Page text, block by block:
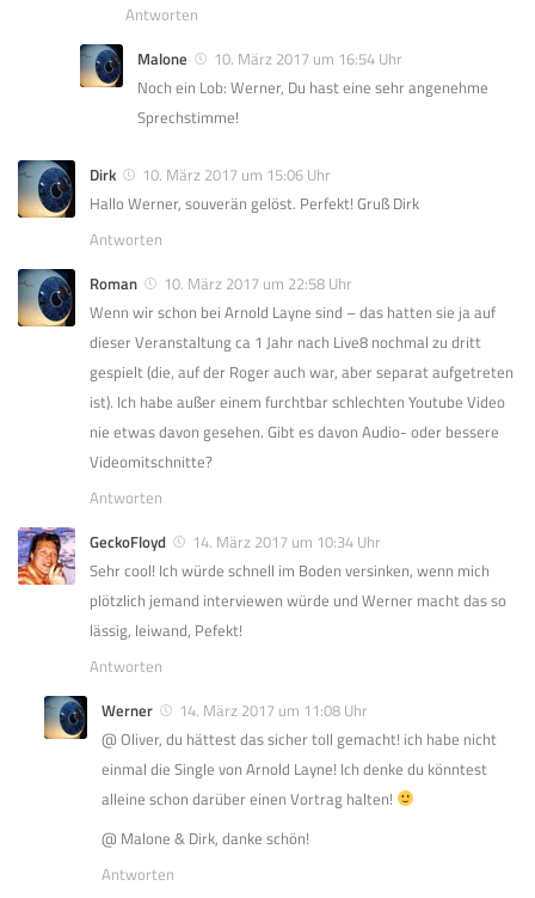
Antworten
Malone
10. März 2017 um 16:54 Uhr
Noch ein Lob: Werner, Du hast eine sehr angenehme
Sprechstimme!
Dirk
10. März 2017 um 15:06 Uhr
Hallo Werner, souverän gelöst. Perfekt! Gruß Dirk
Antworten
Roman
10. März 2017 um 22:58 Uhr
Wenn wir schon bei Arnold Layne sind – das hatten sie ja auf
dieser Veranstaltung ca 1 Jahr nach Live8 nochmal zu dritt
gespielt (die, auf der Roger auch war, aber separat aufgetreten
ist). Ich habe außer einem furchtbar schlechten Youtube Video
nie etwas davon gesehen. Gibt es davon Audio- oder bessere
Videomitschnitte?
Antworten
GeckoFloyd
14. März 2017 um 10:34 Uhr
Sehr cool! Ich würde schnell im Boden versinken, wenn mich
plötzlich jemand interviewen würde und Werner macht das so
lässig, leiwand, Pefekt!
Antworten
Werner
14. März 2017 um 11:08 Uhr
@ Oliver, du hättest das sicher toll gemacht! ich habe nicht
einmal die Single von Arnold Layne! Ich denke du könntest
alleine schon darüber einen Vortrag halten!
@ Malone & Dirk, danke schön!
Antworten